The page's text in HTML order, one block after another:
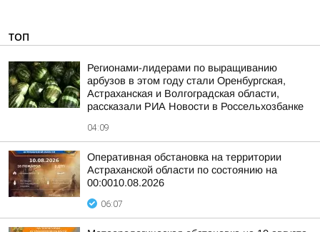
ТОП
Регионами-лидерами по выращиванию
арбузов в этом году стали Оренбургская,
Астраханская и Волгоградская области,
рассказали РИА Новости в Россельхозбанке
04:09
Оперативная обстановка на территории
Астраханской области по состоянию на
00:0010.08.2026
06:07